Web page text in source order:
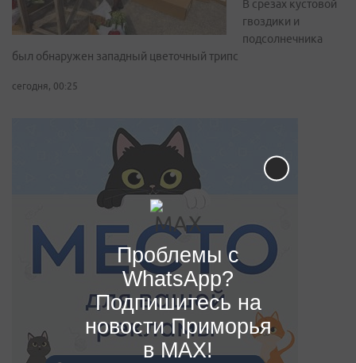
В срезах кустовой
гвоздики и
подсолнечника
был обнаружен западный цветочный трипс
сегодня, 00:25
Проблемы с
WhatsApp?
Подпишитесь на
новости Приморья
в MAX!